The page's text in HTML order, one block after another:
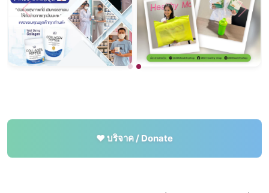
Previous Next